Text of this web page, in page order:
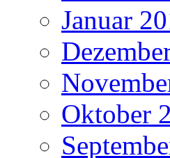
Januar
Oktober